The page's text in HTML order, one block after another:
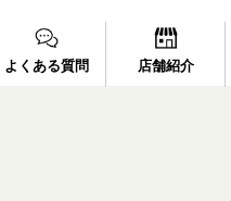
よくある質問 店舗紹介